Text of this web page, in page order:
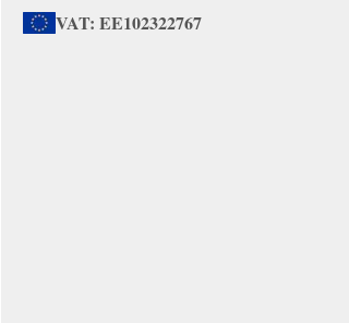
VAT: EE102322767